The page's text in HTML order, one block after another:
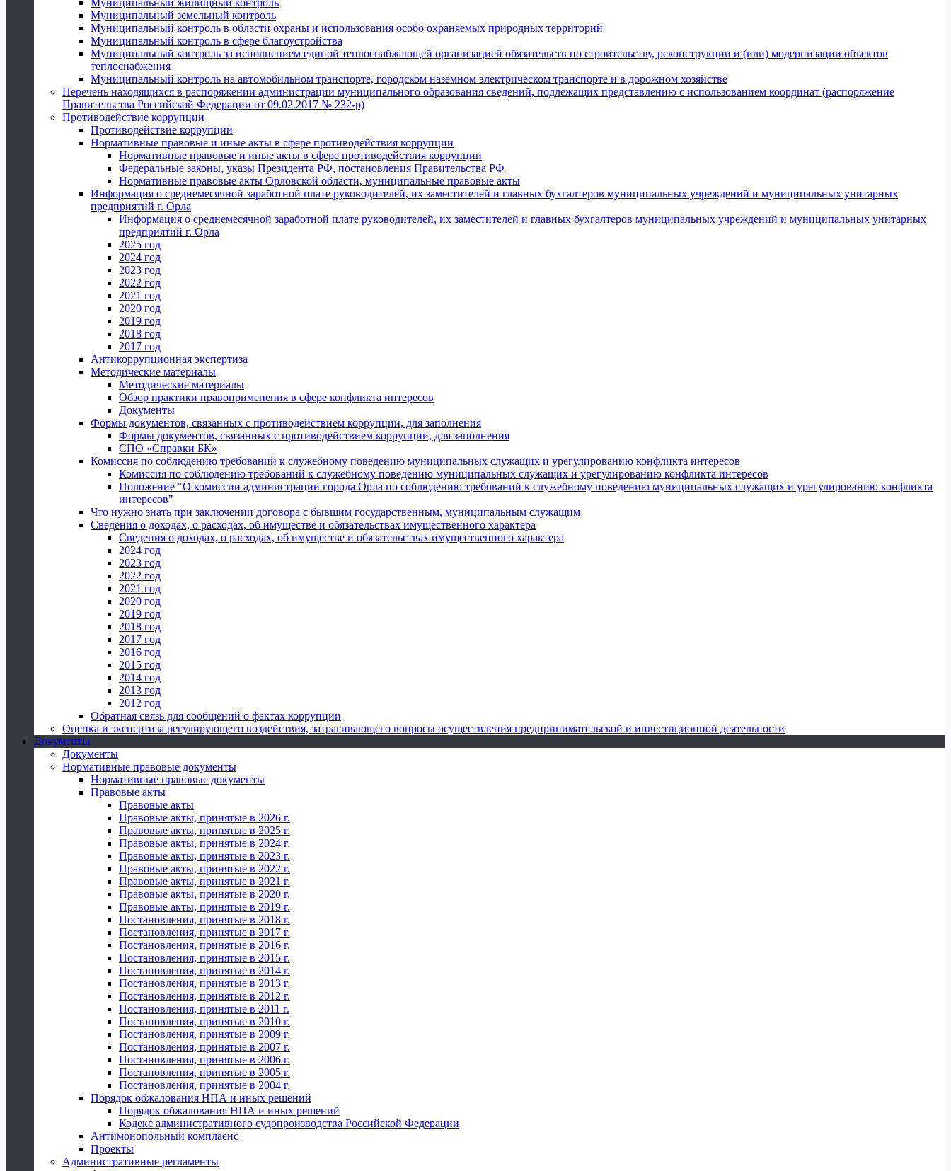
Муниципальный жилищный контроль
Муниципальный земельный контроль
Муниципальный контроль в области охраны и использования особо охраняемых природных территорий
Муниципальный контроль в сфере благоустройства
Муниципальный контроль за исполнением единой теплоснабжающей организацией обязательств по строительству, реконструкции и (или) модернизации объектов
теплоснабжения
Муниципальный контроль на автомобильном транспорте, городском наземном электрическом транспорте и в дорожном хозяйстве
Перечень находящихся в распоряжении администрации муниципального образования сведений, подлежащих представлению с использованием координат (распоряжение
Правительства Российской Федерации от 09.02.2017 № 232-р)
Противодействие коррупции
Противодействие коррупции
Нормативные правовые и иные акты в сфере противодействия коррупции
Нормативные правовые и иные акты в сфере противодействия коррупции
Федеральные законы, указы Президента РФ, постановления Правительства РФ
Нормативные правовые акты Орловской области, муниципальные правовые акты
Информация о среднемесячной заработной плате руководителей, их заместителей и главных бухгалтеров муниципальных учреждений и муниципальных унитарных
предприятий г. Орла
Информация о среднемесячной заработной плате руководителей, их заместителей и главных бухгалтеров муниципальных учреждений и муниципальных унитарных
предприятий г. Орла
2025 год
2024 год
2023 год
2022 год
2021 год
2020 год
2019 год
2018 год
2017 год
Антикоррупционная экспертиза
Методические материалы
Методические материалы
Обзор практики правоприменения в сфере конфликта интересов
Документы
Формы документов, связанных с противодействием коррупции, для заполнения
Формы документов, связанных с противодействием коррупции, для заполнения
СПО «Справки БК»
Комиссия по соблюдению требований к служебному поведению муниципальных служащих и урегулированию конфликта интересов
Комиссия по соблюдению требований к служебному поведению муниципальных служащих и урегулированию конфликта интересов
Положение "О комиссии администрации города Орла по соблюдению требований к служебному поведению муниципальных служащих и урегулированию конфликта
интересов"
Что нужно знать при заключении договора с бывшим государственным, муниципальным служащим
Сведения о доходах, о расходах, об имуществе и обязательствах имущественного характера
Сведения о доходах, о расходах, об имуществе и обязательствах имущественного характера
2024 год
2023 год
2022 год
2021 год
2020 год
2019 год
2018 год
2017 год
2016 год
2015 год
2014 год
2013 год
2012 год
Обратная связь для сообщений о фактах коррупции
Оценка и экспертиза регулирующего воздействия, затрагивающего вопросы осуществления предпринимательской и инвестиционной деятельности
Документы
Документы
Нормативные правовые документы
Нормативные правовые документы
Правовые акты
Правовые акты
Правовые акты, принятые в 2026 г.
Правовые акты, принятые в 2025 г.
Правовые акты, принятые в 2024 г.
Правовые акты, принятые в 2023 г.
Правовые акты, принятые в 2022 г.
Правовые акты, принятые в 2021 г.
Правовые акты, принятые в 2020 г.
Правовые акты, принятые в 2019 г.
Постановления, принятые в 2018 г.
Постановления, принятые в 2017 г.
Постановления, принятые в 2016 г.
Постановления, принятые в 2015 г.
Постановления, принятые в 2014 г.
Постановления, принятые в 2013 г.
Постановления, принятые в 2012 г.
Постановления, принятые в 2011 г.
Постановления, принятые в 2010 г.
Постановления, принятые в 2009 г.
Постановления, принятые в 2007 г.
Постановления, принятые в 2006 г.
Постановления, принятые в 2005 г.
Постановления, принятые в 2004 г.
Порядок обжалования НПА и иных решений
Порядок обжалования НПА и иных решений
Кодекс административного судопроизводства Российской Федерации
Антимонопольный комплаенс
Проекты
Административные регламенты